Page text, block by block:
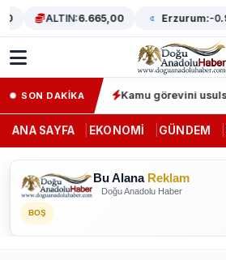
ALTIN:6.665,00 Erzurum:-0.90°C
SON DAKİKAKamu görevini usulsüz
ANA SAYFA EKONOMI GÜNDEM
Bu Alana Reklam
Doğu Anadolu Haber
BOŞ